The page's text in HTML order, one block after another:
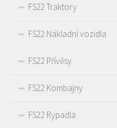
FS22 Traktory
FS22 Nákladní vozidla
FS22 Přívěsy
FS22 Kombajny
FS22 Rypadla